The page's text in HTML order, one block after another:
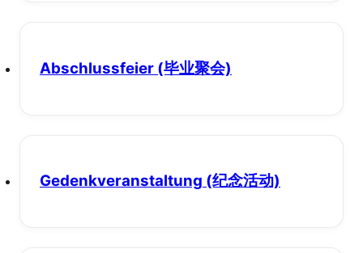
Abschlussfeier (毕业聚会)
Gedenkveranstaltung (纪念活动)